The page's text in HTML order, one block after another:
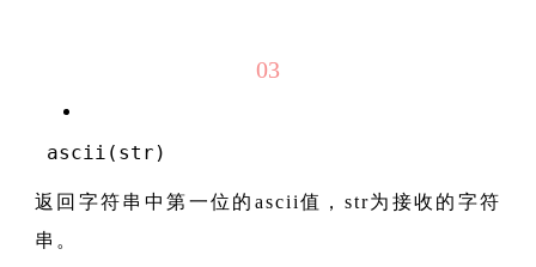
03
ascii(str)
返回字符串中第一位的ascii值，str为接收的字符
串。